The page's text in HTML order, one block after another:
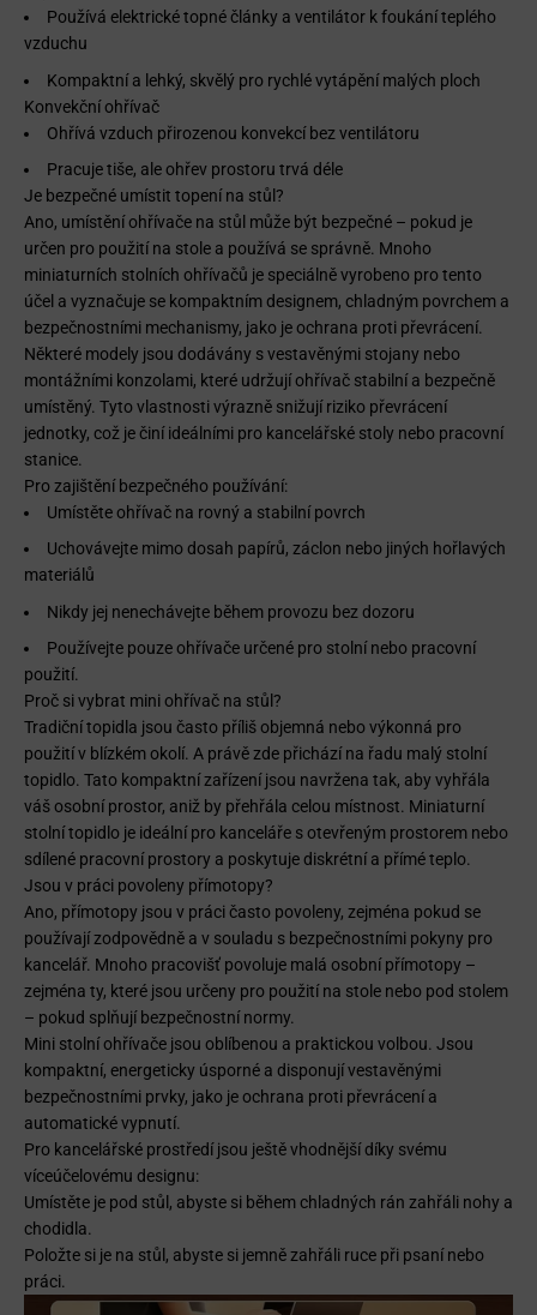
Používá elektrické topné články a ventilátor k foukání teplého
vzduchu
Kompaktní a lehký, skvělý pro rychlé vytápění malých ploch
Konvekční ohřívač
Ohřívá vzduch přirozenou konvekcí bez ventilátoru
Pracuje tiše, ale ohřev prostoru trvá déle
Je bezpečné umístit topení na stůl?
Ano, umístění ohřívače na stůl může být bezpečné – pokud je
určen pro použití na stole a používá se správně. Mnoho
miniaturních stolních ohřívačů je speciálně vyrobeno pro tento
účel a vyznačuje se kompaktním designem, chladným povrchem a
bezpečnostními mechanismy, jako je ochrana proti převrácení.
Některé modely jsou dodávány s vestavěnými stojany nebo
montážními konzolami, které udržují ohřívač stabilní a bezpečně
umístěný. Tyto vlastnosti výrazně snižují riziko převrácení
jednotky, což je činí ideálními pro kancelářské stoly nebo pracovní
stanice.
Pro zajištění bezpečného používání:
Umístěte ohřívač na rovný a stabilní povrch
Uchovávejte mimo dosah papírů, záclon nebo jiných hořlavých
materiálů
Nikdy jej nenechávejte během provozu bez dozoru
Používejte pouze ohřívače určené pro stolní nebo pracovní
použití.
Proč si vybrat mini ohřívač na stůl?
Tradiční topidla jsou často příliš objemná nebo výkonná pro
použití v blízkém okolí. A právě zde přichází na řadu malý stolní
topidlo. Tato kompaktní zařízení jsou navržena tak, aby vyhřála
váš osobní prostor, aniž by přehřála celou místnost. Miniaturní
stolní topidlo je ideální pro kanceláře s otevřeným prostorem nebo
sdílené pracovní prostory a poskytuje diskrétní a přímé teplo.
Jsou v práci povoleny přímotopy?
Ano, přímotopy jsou v práci často povoleny, zejména pokud se
používají zodpovědně a v souladu s bezpečnostními pokyny pro
kancelář. Mnoho pracovišť povoluje malá osobní přímotopy –
zejména ty, které jsou určeny pro použití na stole nebo pod stolem
– pokud splňují bezpečnostní normy.
Mini stolní ohřívače jsou oblíbenou a praktickou volbou. Jsou
kompaktní, energeticky úsporné a disponují vestavěnými
bezpečnostními prvky, jako je ochrana proti převrácení a
automatické vypnutí.
Pro kancelářské prostředí jsou ještě vhodnější díky svému
víceúčelovému designu:
Umístěte je pod stůl, abyste si během chladných rán zahřáli nohy a
chodidla.
Položte si je na stůl, abyste si jemně zahřáli ruce při psaní nebo
práci.